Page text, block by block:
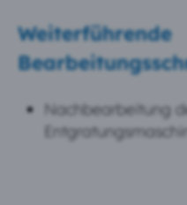
Weiterführende
Nachbearbeitung